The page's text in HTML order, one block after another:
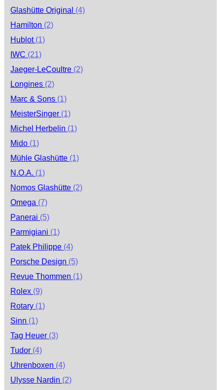
Glashütte Original (4)
Hamilton (2)
Hublot (1)
IWC (21)
Jaeger-LeCoultre (2)
Longines (2)
Marc & Sons (1)
MeisterSinger (1)
Michel Herbelin (1)
Mido (1)
Mühle Glashütte (1)
N.O.A. (1)
Nomos Glashütte (2)
Omega (7)
Panerai (5)
Parmigiani (1)
Patek Philippe (4)
Porsche Design (5)
Revue Thommen (1)
Rolex (9)
Rotary (1)
Sinn (1)
Tag Heuer (3)
Tudor (4)
Uhrenboxen (4)
Ulysse Nardin (2)